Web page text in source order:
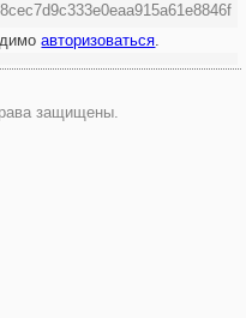
авторизоваться.
защищены.